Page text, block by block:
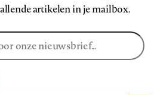
artikelen in je mailbox.